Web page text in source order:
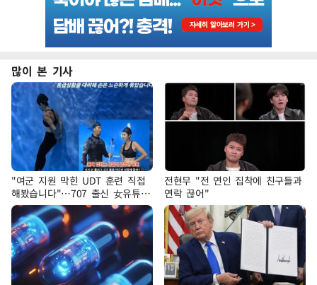
많이 본 기사
"여군 지원 막힌 UDT 훈련 직접
해봤습니다"…707 출신 女유튜버
'완벽 소화'
전현무 "전 연인 집착에 친구들과
연락 끊어"